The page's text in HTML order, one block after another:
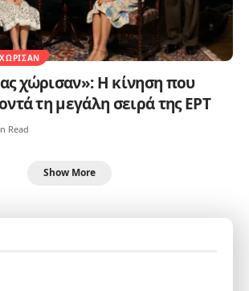
χώρισαν»: Η κίνηση που
τη μεγάλη σειρά της ΕΡΤ
Read
Show More